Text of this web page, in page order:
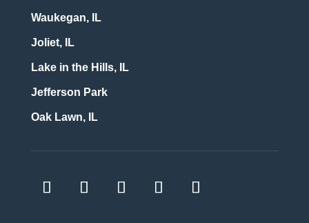
Waukegan, IL
Joliet, IL
Lake in the Hills, IL
Jefferson Park
Oak Lawn, IL